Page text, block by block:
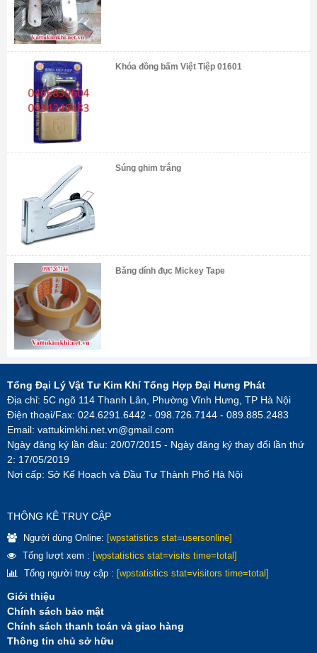
Khóa đồng bấm Việt Tiệp 01601
Súng ghim trắng
Băng dính đục Mickey Tape
Tổng Đại Lý Vật Tư Kim Khí Tổng Hợp Đại Hưng Phát
Địa chỉ: 5C ngõ 114 Thanh Lân, Phường Vĩnh Hưng, TP Hà Nội
Điện thoại/Fax: 024.6291.6442 - 098.726.7144 - 089.885.2483
Email: vattukimkhi.net.vn@gmail.com
Ngày đăng ký lần đầu: 20/07/2015 - Ngày đăng ký thay đổi lần thứ
2: 17/05/2019
Nơi cấp: Sở Kế Hoạch và Đầu Tư Thành Phố Hà Nội
THÔNG KÊ TRUY CẬP
Người dùng Online: [wpstatistics stat=usersonline]
Tổng lượt xem : [wpstatistics stat=visits time=total]
Tổng người truy cập : [wpstatistics stat=visitors time=total]
Giới thiệu
Chính sách bảo mật
Chính sách thanh toán và giao hàng
Thông tin chủ sở hữu